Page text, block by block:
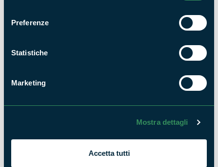
Preferenze
Statistiche
Marketing
Mostra dettagli
Accetta tutti
Proseguono le attività primaverili nei Parchi del